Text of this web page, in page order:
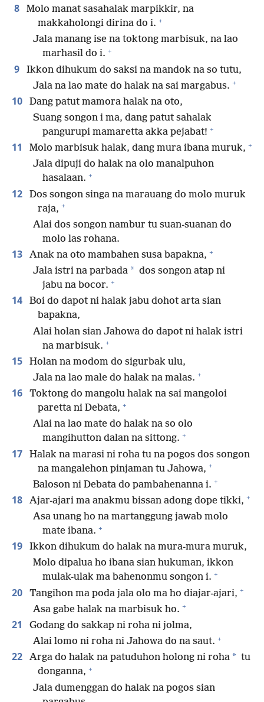
8
Molo manat sasahalak marpikkir, na
makkaholongi dirina do i. +
Jala manang ise na toktong marbisuk, na lao
marhasil do i. +
9
Ikkon dihukum do saksi na mandok na so tutu,
Jala na lao mate do halak na sai margabus. +
10
Dang patut mamora halak na oto,
Suang songon i ma, dang patut sahalak
pangurupi mamaretta akka pejabat! +
11 Molo marbisuk halak, dang mura ibana muruk, +
Jala dipuji do halak na olo manalpuhon
hasalaan. +
12
Dos songon singa na marauang do molo muruk
raja, +
Alai dos songon nambur tu suan-suanan do
molo las rohana.
13 Anak na oto mambahen susa bapakna, +
Jala istri na parbada * dos songon atap ni
jabu na bocor. +
14
Boi do dapot ni halak jabu dohot arta sian
bapakna,
Alai holan sian Jahowa do dapot ni halak istri
na marbisuk. +
15
Holan na modom do sigurbak ulu,
Jala na lao male do halak na malas. +
16
Toktong do mangolu halak na sai mangoloi
paretta ni Debata, +
Alai na lao mate do halak na so olo
mangihutton dalan na sittong. +
17
Halak na marasi ni roha tu na pogos dos songon
na mangalehon pinjaman tu Jahowa, +
Baloson ni Debata do pambahenanna i. +
18 Ajar-ajari ma anakmu bissan adong dope tikki, +
Asa unang ho na martanggung jawab molo
mate ibana. +
19
Ikkon dihukum do halak na mura-mura muruk,
Molo dipalua ho ibana sian hukuman, ikkon
mulak-ulak ma bahenonmu songon i. +
20 Tangihon ma poda jala olo ma ho diajar-ajari, +
Asa gabe halak na marbisuk ho. +
21
Godang do sakkap ni roha ni jolma,
Alai lomo ni roha ni Jahowa do na saut. +
22 Arga do halak na patuduhon holong ni roha * tu
donganna, +
Jala dumenggan do halak na pogos sian